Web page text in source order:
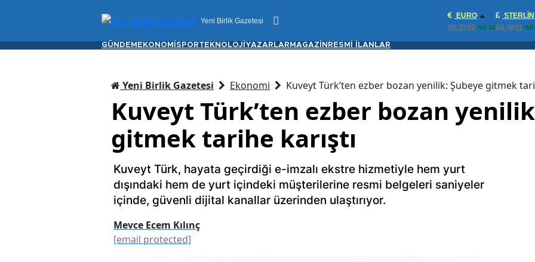
Yeni Birlik Gazetesi
EURO
55,2510 %0.32
STERLIN
64,4811
GÜNDEM EKONOMİ SPORTEKNOLOJİ YAZARLAR MAGAZİN RESMİ İLANLAR
Yeni Birlik Gazetesi Ekonomi Kuveyt Türk’ten ezber bozan yenilik: Şubeye gitmek
Kuveyt Türk’ten ezber bozan
gitmek tarihe karıştı
Kuveyt Türk, hayata geçirdiği e-imzalı ekstre hizmetiyle hem yurt
dışındaki hem de yurt içindeki müşterilerine resmi belgeleri saniyeler
içinde, güvenli dijital kanallar üzerinden ulaştırıyor.
Mevce Ecem Kılınç
[email protected]